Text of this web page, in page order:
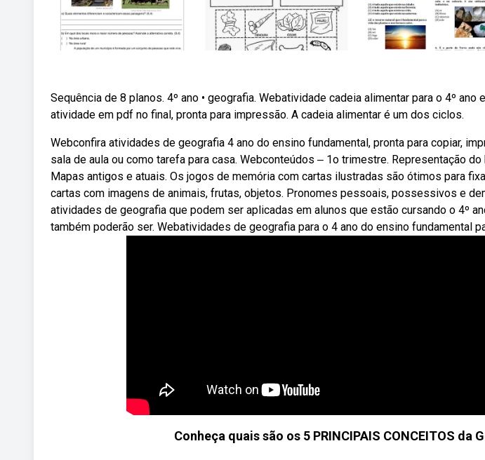
Sequência de 8 planos. 4º ano • geografia. Webatividade cadeia alimentar para o 4º ano
atividade em pdf no final, pronta para impressão. A cadeia alimentar é um dos ciclos.
Webconfira atividades de geografia 4 ano do ensino fundamental, pronta para copiar,
sala de aula ou como tarefa para casa. Webconteúdos ‒ 1o trimestre. Representação
Mapas antigos e atuais. Os jogos de memória com cartas ilustradas são ótimos para
cartas com imagens de animais, frutas, objetos. Pronomes pessoais, possessivos e
atividades de geografia que podem ser aplicadas em alunos que estão cursando o 4º
também poderão ser. Webatividades de geografia para o 4 ano do ensino fundamental
Conheça quais são os 5 PRINCIPAIS CONCEITOS da